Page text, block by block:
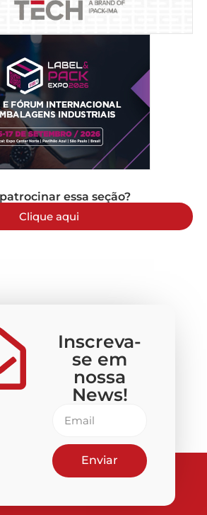
essa seção?
Clique aqui
Inscreva-
se em
nossa
News!
Enviar